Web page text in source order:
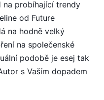
probíhající trendy
od Future
na hodně velký
na společenské
podobě je esej tak
s Vaším dopadem